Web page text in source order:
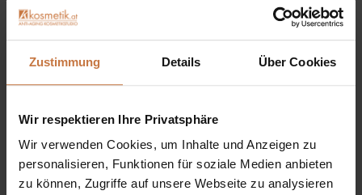
Zustimmung Details Über Cookies
Wir respektieren Ihre Privatsphäre
Wir verwenden Cookies, um Inhalte und Anzeigen zu
personalisieren, Funktionen für soziale Medien anbieten
zu können, Zugriffe auf unsere Webseite zu analysieren
Sie haben eine Frage? Sie wünschen sich eine
Produktberatung oder wollen nur wissen, wie man das
kosmetische Produkt richtig anwendet?
Ich stehe Ihnen gerne persönlich zur Verfügung:
+43 (0)699 17 310 310